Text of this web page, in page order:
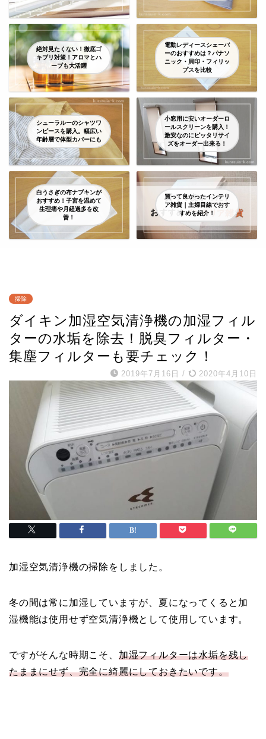
絶対見たくない！徹底ゴ
キブリ対策！アロマとハ
ーブも大活躍
電動レディースシェーバ
ーのおすすめは？パナソ
ニック・貝印・フィリッ
プスを比較
シューラルーのシャツワ
ンピースを購入。幅広い
年齢層で体型カバーにも
小窓用に安いオーダーロ
ールスクリーンを購入！
激安なのにピッタリサイ
ズをオーダー出来る！
白うさぎの布ナプキンが
おすすめ！子宮を温めて
生理痛や月経過多を改
善！
買って良かったインテリ
ア雑貨｜主婦目線でおす
すめを紹介！
掃除
ダイキン加湿空気清浄機の加湿フィル
ターの水垢を除去！脱臭フィルター・
集塵フィルターも要チェック！
2019年7月16日 / 2020年4月10日
加湿空気清浄機の掃除をしました。
冬の間は常に加湿していますが、夏になってくると加
湿機能は使用せず空気清浄機として使用しています。
ですがそんな時期こそ、 加湿フィルターは水垢を残し
たままにせず、完全に綺麗にしておきたいです。